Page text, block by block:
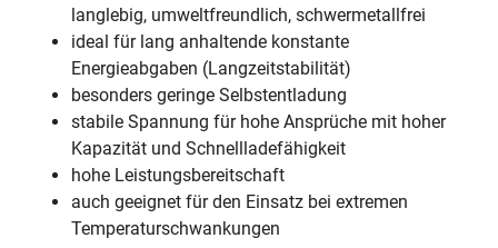
langlebig, umweltfreundlich, schwermetallfrei
ideal für lang anhaltende konstante
Energieabgaben (Langzeitstabilität)
besonders geringe Selbstentladung
stabile Spannung für hohe Ansprüche mit hoher
Kapazität und Schnellladefähigkeit
hohe Leistungsbereitschaft
auch geeignet für den Einsatz bei extremen
Temperaturschwankungen